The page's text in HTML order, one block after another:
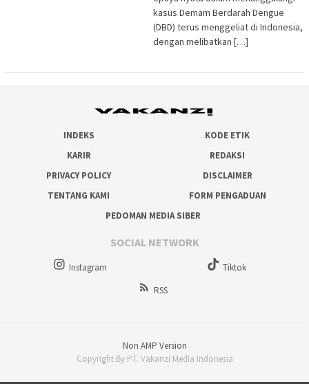
kasus Demam Berdarah Dengue
(DBD) terus menggeliat di Indonesia,
dengan melibatkan […]
INDEKS
KODE ETIK
KARIR
REDAKSI
PRIVACY POLICY
DISCLAIMER
TENTANG KAMI
FORM PENGADUAN
PEDOMAN MEDIA SIBER
SOCIAL NETWORK
Instagram
Tiktok
RSS
Non AMP Version
Copyright By PT. Vakanzi Media Indonesia